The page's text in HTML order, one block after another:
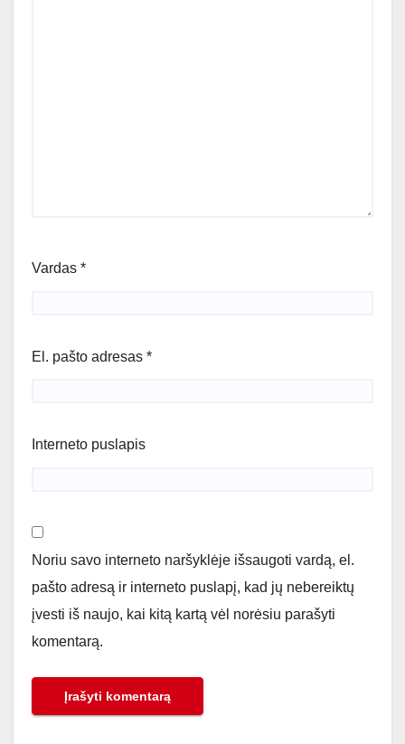
Vardas *
El. pašto adresas *
Interneto puslapis
Noriu savo interneto naršyklėje išsaugoti vardą, el.
pašto adresą ir interneto puslapį, kad jų nebereiktų
įvesti iš naujo, kai kitą kartą vėl norėsiu parašyti
komentarą.